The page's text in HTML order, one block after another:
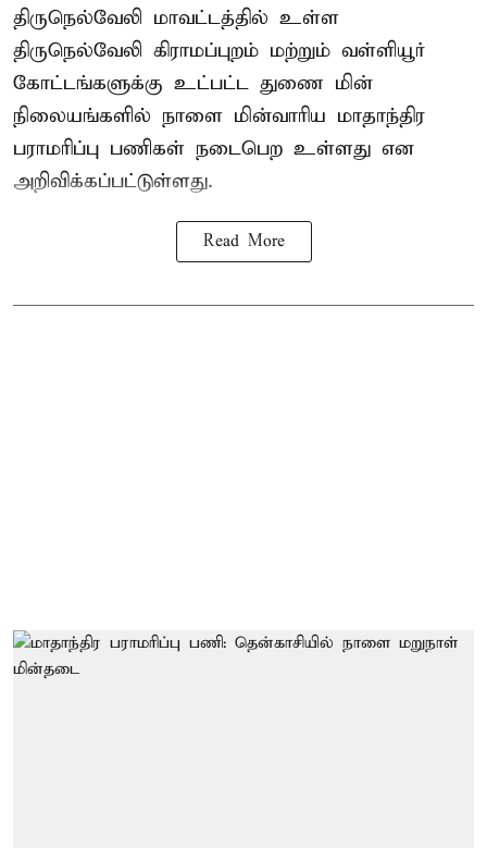
திருநெல்வேலி மாவட்டத்தில் உள்ள
திருநெல்வேலி கிராமப்புறம் மற்றும் வள்ளியூர்
கோட்டங்களுக்கு உட்பட்ட துணை மின்
நிலையங்களில் நாளை மின்வாரிய மாதாந்திர
பராமரிப்பு பணிகள் நடைபெற உள்ளது என
அறிவிக்கப்பட்டுள்ளது.
Read More